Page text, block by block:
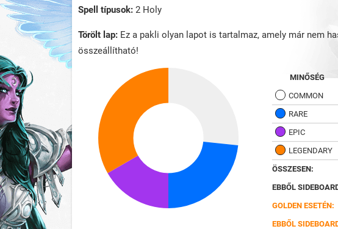
Spell típusok: 2 Holy
Törölt lap: Ez a pakli olyan lapot is tartalmaz, amely már nem
összeállítható!
MINŐSÉG
COMMON
RARE
EPIC
LEGENDARY
ÖSSZESEN:
EBBŐL
GOLDEN ESETÉN:
EBBŐL